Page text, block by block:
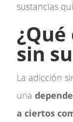
sustancias
sin
La adicción
una
a ciertos